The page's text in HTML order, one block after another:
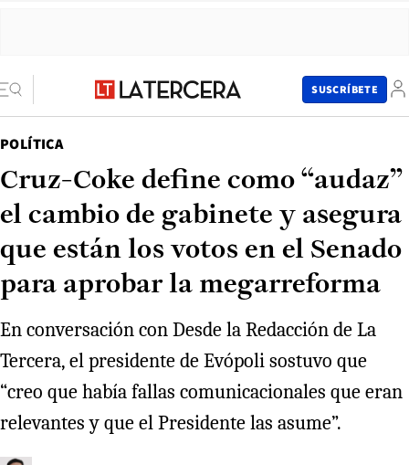
SUSCRÍBETE
POLÍTICA
Cruz-Coke define como “audaz”
el cambio de gabinete y asegura
que están los votos en el Senado
para aprobar la megarreforma
En conversación con Desde la Redacción de La
Tercera, el presidente de Evópoli sostuvo que
“creo que había fallas comunicacionales que eran
relevantes y que el Presidente las asume”.